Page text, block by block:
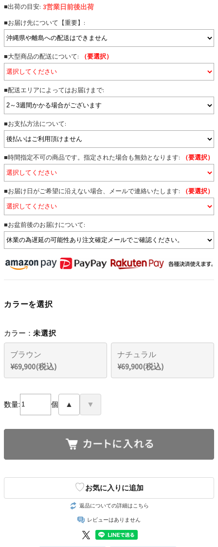
■出荷の目安: 3営業日前後出荷
■お届け先について【重要】:
■大型商品の配送について: （要選択）
■配送エリアによってはお届けまで:
■お支払方法について:
■時間指定不可の商品です。指定された場合も無効となります: （要選択）
■お届け日がご希望に沿えない場合、メールで連絡いたします: （要選択）
■お盆前後のお届けについて:
カラーを選択
カラー： 未選択
ブラウン
¥69,900(税込)
ナチュラル
¥69,900(税込)
数量: 個 ▲ ▼
♡お気に入りに追加
返品についての詳細はこちら
レビューはありません